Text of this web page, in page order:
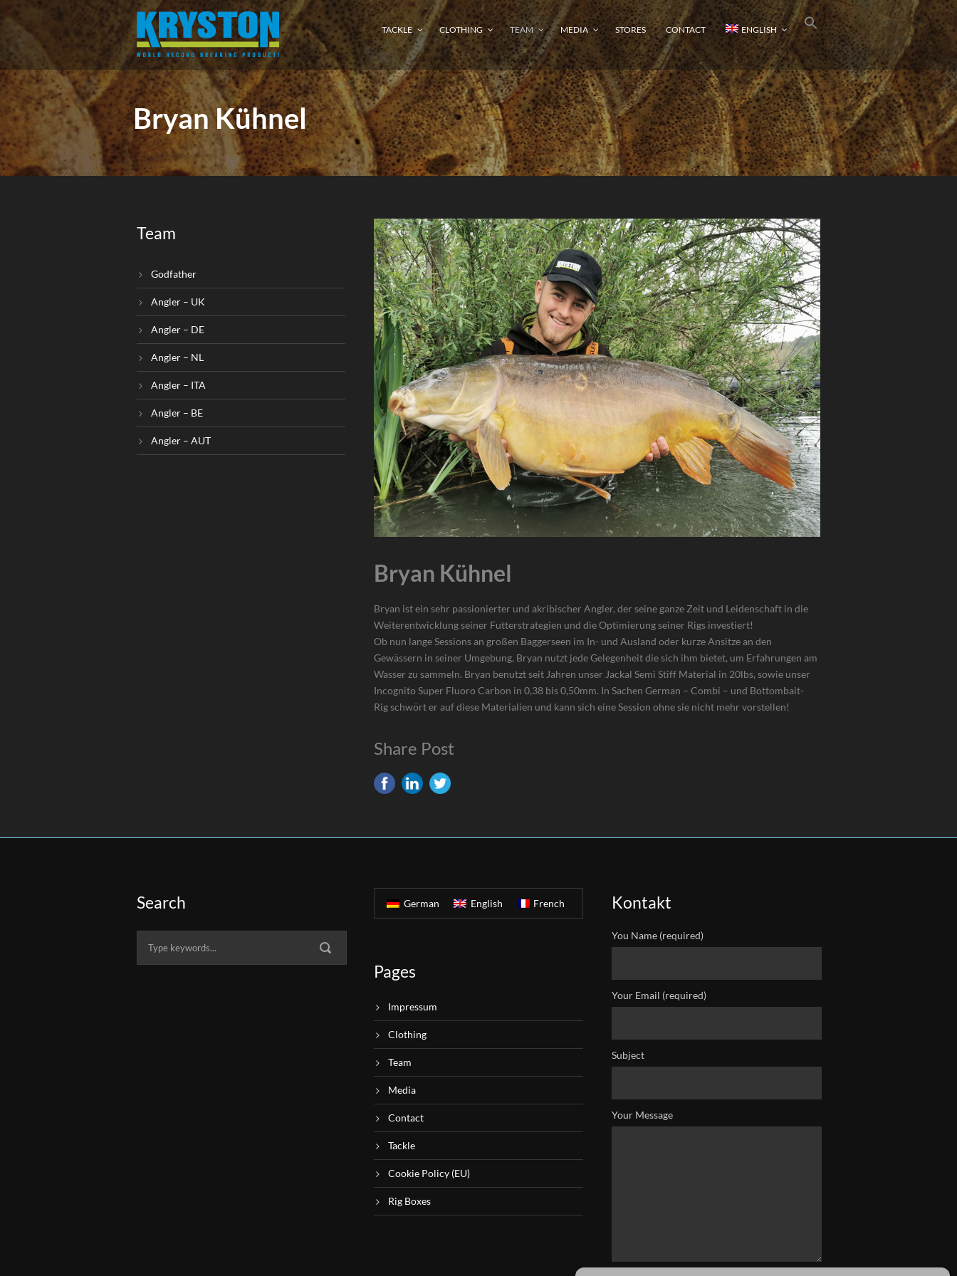
TACKLE CLOTHING TEAM MEDIA STORES CONTACT ENGLISH
Bryan Kühnel
Bryan Kühnel
Bryan ist ein sehr passionierter und akribischer Angler, der seine ganze Zeit und Leidenschaft in die
Weiterentwicklung seiner Futterstrategien und die Optimierung seiner Rigs investiert!
Ob nun lange Sessions an großen Baggerseen im In- und Ausland oder kurze Ansitze an den
Gewässern in seiner Umgebung, Bryan nutzt jede Gelegenheit die sich ihm bietet, um Erfahrungen am
Wasser zu sammeln. Bryan benutzt seit Jahren unser Jackal Semi Stiff Material in 20lbs, sowie unser
Incognito Super Fluoro Carbon in 0,38 bis 0,50mm. In Sachen German – Combi – und Bottombait-
Rig schwört er auf diese Materialien und kann sich eine Session ohne sie nicht mehr vorstellen!
Share Post
Team
Godfather
Angler – UK
Angler – DE
Angler – NL
Angler – ITA
Angler – BE
Angler – AUT
Search German English French
Pages
Impressum
Clothing
Team
Media
Contact
Tackle
Cookie Policy (EU)
Rig Boxes
Kontakt
You Name (required)
Your Email (required)
Subject
Your Message